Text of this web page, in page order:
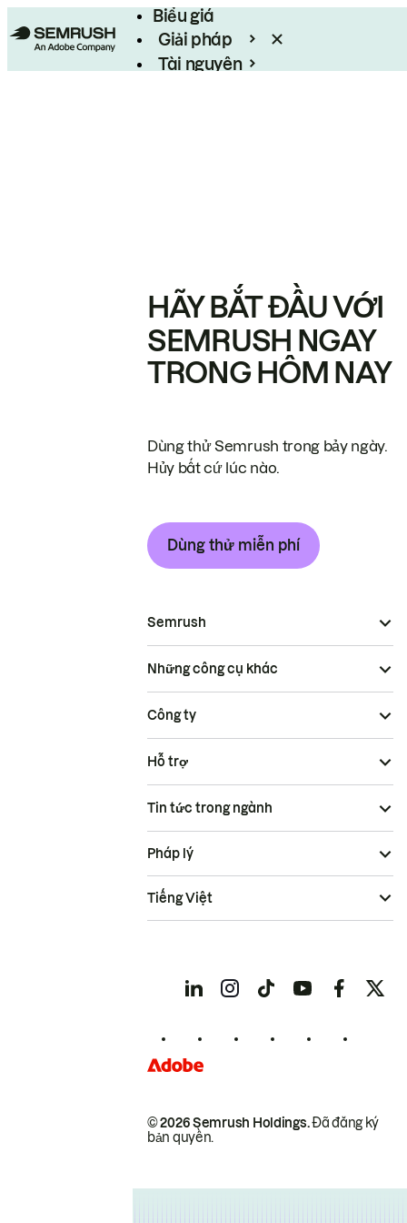
Biểu giá
Giải pháp
Tài nguyên
HÃY BẮT ĐẦU VỚI
SEMRUSH NGAY
TRONG HÔM NAY
Dùng thử Semrush trong bảy ngày.
Hủy bất cứ lúc nào.
Dùng thử miễn phí
Semrush
Những công cụ khác
Công ty
Hỗ trợ
Tin tức trong ngành
© 2026 Semrush Holdings.Đã đăng ký
bản quyền.
Pháp lý
Tiếng Việt